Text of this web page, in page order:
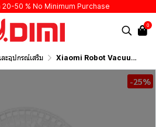
50 % No Minimum Purchase
0
ะอุปกรณ์เสริม Xiaomi Robot Vacuum S10+
-25%